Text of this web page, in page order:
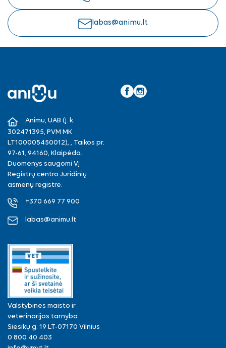
labas@animu.lt
Animu, UAB (Į. k.
302471395, PVM MK
LT100005450012), , Taikos pr.
97-61, 94160, Klaipėda.
Duomenys saugomi VĮ
Registrų centro Juridinių
asmenų registre.
+370 669 77 900
labas@animu.lt
Valstybinės maisto ir
veterinarijos tarnyba
Siesikų g. 19 LT-07170 Vilnius
0 800 40 403